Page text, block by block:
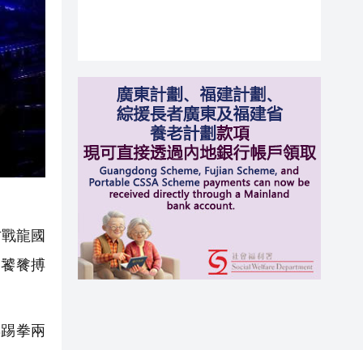
龍國
餮搏
拳兩